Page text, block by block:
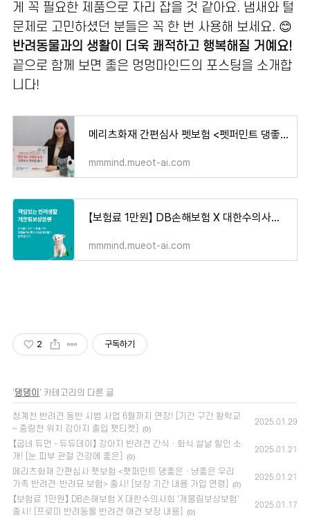
게 꼭 필요한 제품으로 자리 잡을 것 같아요. 냄새와 털
문제로 고민하셨던 분들은 꼭 한 번 사용해 보세요. 😊
반려동물과의 생활이 더욱 쾌적하고 행복해질 거예요!
끝으로 함께 보면 좋은 멍멍마인드의 포스팅을 소개합
니다!
메리츠화재 간편심사 펫보험 <펫퍼민트 댕좋은 · 냥좋은 우리가족 반려견·반려묘 보험> 출시! [
mmmind.mueot-ai.com
【보험료 1만원】 DB손해보험 X 대한수의사회 '개물림보상보험' 출시! [프로미 반려동물 반려견
mmmind.mueot-ai.com
2 구독하기
'댕댕이 ' 카테고리의 다른 글
청계천 반려견 동반 시범 사업 6월까지 연장! [기간 구간 황학교
~ 중랑천 위치 강아지 출입 펫티켓]
(0)
2025.01.29
【굽네 듀먼 - 듀듀데이】 강아지 반려견 간식 · 화식 설날 할인 소
개! [눈 피부 관절 건강에 좋은]
(0)
2025.01.21
메리츠화재 간편심사 펫보험 <펫퍼민트 댕좋은 · 냥좋은 우리
가족 반려견·반려묘 보험> 출시! [보장 기간 내용 가입 연령]
(0)
2025.01.21
【보험료 1만원】 DB손해보험 X 대한수의사회 '개물림보상보험'
출시! [프로미 반려동물 반려견 애견 보장 내용]
(0)
2025.01.17